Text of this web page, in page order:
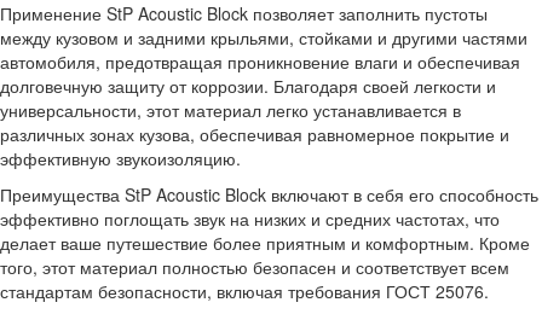
Применение StP Acoustic Block позволяет заполнить пустоты
между кузовом и задними крыльями, стойками и другими частями
автомобиля, предотвращая проникновение влаги и обеспечивая
долговечную защиту от коррозии. Благодаря своей легкости и
универсальности, этот материал легко устанавливается в
различных зонах кузова, обеспечивая равномерное покрытие и
эффективную звукоизоляцию.
Преимущества StP Acoustic Block включают в себя его способность
эффективно поглощать звук на низких и средних частотах, что
делает ваше путешествие более приятным и комфортным. Кроме
того, этот материал полностью безопасен и соответствует всем
стандартам безопасности, включая требования ГОСТ 25076.